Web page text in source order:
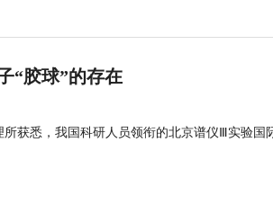
“胶球”的存在
获悉，我国科研人员领衔的北京谱仪Ⅲ实验